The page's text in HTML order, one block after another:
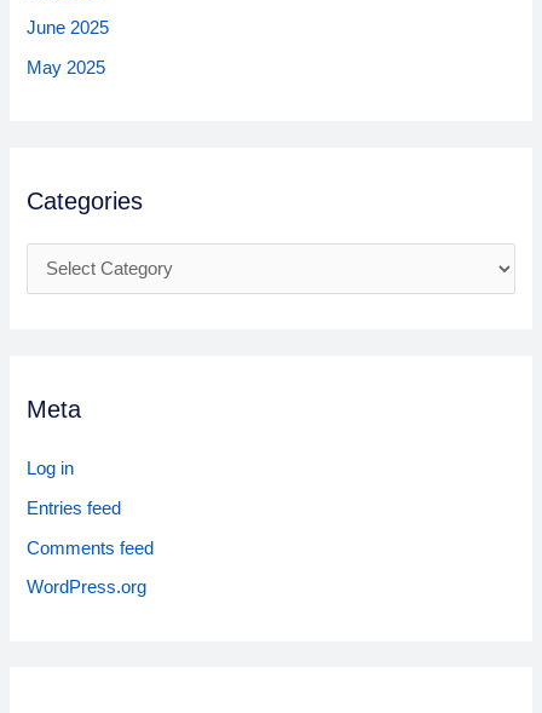
June 2025
May 2025
Categories
a
g
r
i
e
s
Meta
Log in
Entries feed
Comments feed
WordPress.org